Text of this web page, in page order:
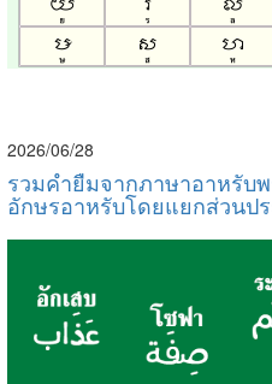
2026/06/28
รวมคำยืมจากภาษาอาหรับ
อักษรอาหรับโดยแยกส่วนป